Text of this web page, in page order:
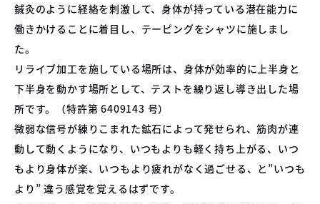
鍼灸のように経絡を刺激して、身体が持っている潜在能力に
働きかけることに着目し、テーピングをシャツに施しまし
た。
リライブ加工を施している場所は、身体が効率的に上半身と
下半身を動かす場所として、テストを繰り返し導き出した場
所です。（特許第 6409143 号）
微弱な信号が練りこまれた鉱石によって発せられ、筋肉が連
動して動くようになり、いつもよりも軽く持ち上がる、いつ
もより身体が楽、いつもより疲れがなく過ごせる、と”いつも
より” 違う感覚を覚えるはずです。